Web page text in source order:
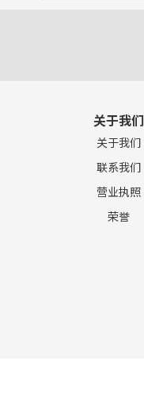
关于我们
关于我们
联系我们
营业执照
荣誉